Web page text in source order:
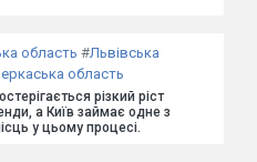
область #Львівська
область
різкий ріст
а Київ займає одне з
у цьому процесі.